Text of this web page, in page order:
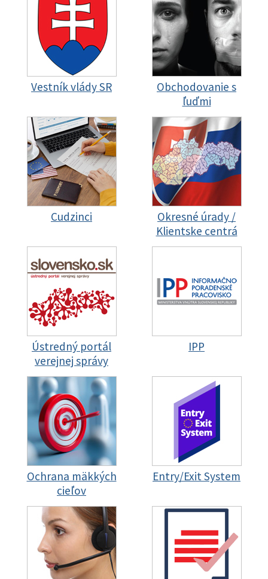
Vestník vlády SR
Obchodovanie s
ľuďmi
Cudzinci
Okresné úrady /
Klientske centrá
Ústredný portál
verejnej správy
IPP
Ochrana mäkkých
cieľov
Entry/Exit System